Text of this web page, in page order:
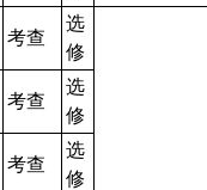
考查
选
修
考查
选
修
考查
选
修